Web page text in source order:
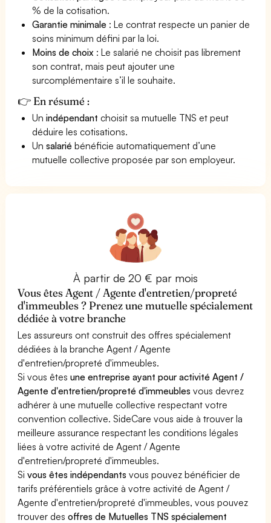
% de la cotisation.
Garantie minimale : Le contrat respecte un panier de
soins minimum défini par la loi.
Moins de choix : Le salarié ne choisit pas librement
son contrat, mais peut ajouter une
surcomplémentaire s’il le souhaite.
👉 En résumé :
Unindépendant choisit sa mutuelle TNS et peut
déduire les cotisations.
Unsalarié bénéficie automatiquement d’une
mutuelle collective proposée par son employeur.
À partir de 20 € par mois
Vous êtes Agent / Agente d'entretien/propreté
d'immeubles ? Prenez une mutuelle spécialement
dédiée à votre branche
Les assureurs ont construit des offres spécialement
dédiées à la branche Agent / Agente
d'entretien/propreté d'immeubles.
Si vous êtesune entreprise ayant pour activité Agent /
Agente d'entretien/propreté d'immeubles vous devrez
adhérer à une mutuelle collective respectant votre
convention collective. SideCare vous aide à trouver la
meilleure assurance respectant les conditions légales
liées à votre activité de Agent / Agente
d'entretien/propreté d'immeubles.
Sivous êtes indépendants vous pouvez bénéficier de
tarifs préférentiels grâce à votre activité de Agent /
Agente d'entretien/propreté d'immeubles, vous pouvez
trouver desoffres de Mutuelles TNS spécialement